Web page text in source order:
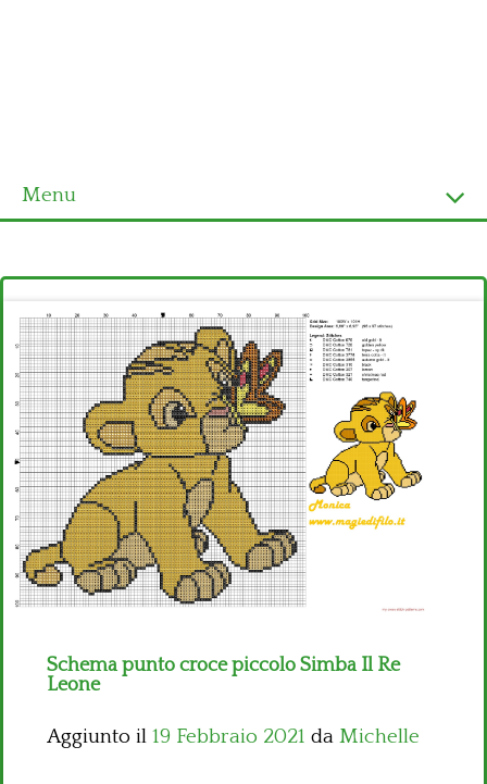
Menu
Ultimi schemi
Alfabeto
Bambini
Disney
Thun
Schema punto croce piccolo Simba Il Re
Leone
Aggiunto il 19 Febbraio 2021 da Michelle